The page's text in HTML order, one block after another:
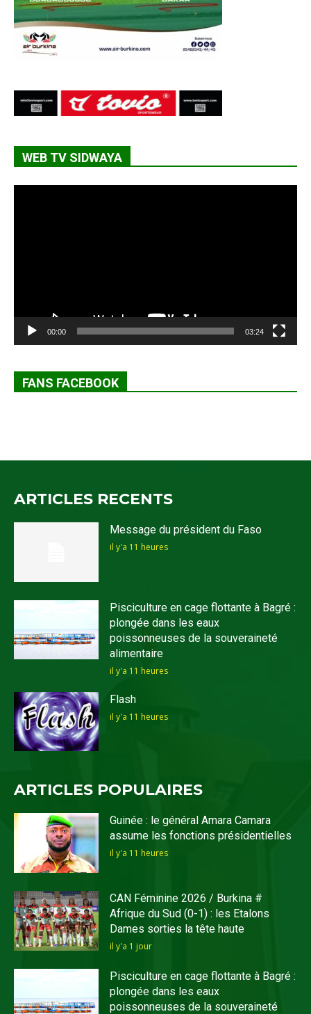
WEB TV SIDWAYA
00:00 03:24
FANS FACEBOOK
ARTICLES RECENTS
Message du président du Faso
il y'a 11 heures
Pisciculture en cage flottante à Bagré :
plongée dans les eaux
poissonneuses de la souveraineté
alimentaire
il y'a 11 heures
Flash
il y'a 11 heures
ARTICLES POPULAIRES
Guinée : le général Amara Camara
assume les fonctions présidentielles
il y'a 11 heures
CAN Féminine 2026 / Burkina #
Afrique du Sud (0-1) : les Etalons
Dames sorties la tête haute
il y'a 1 jour
Pisciculture en cage flottante à Bagré :
plongée dans les eaux
poissonneuses de la souveraineté